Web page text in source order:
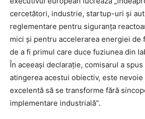
cercetători, industrie, startup-uri și
reglementare pentru siguranța
mici și pentru accelerarea energiei de
de a fi primul care duce fuziunea din
În aceeași declarație, comisarul a
atingerea acestui obiectiv, este nevoie
excelentă să se transforme fără
implementare industrială”.